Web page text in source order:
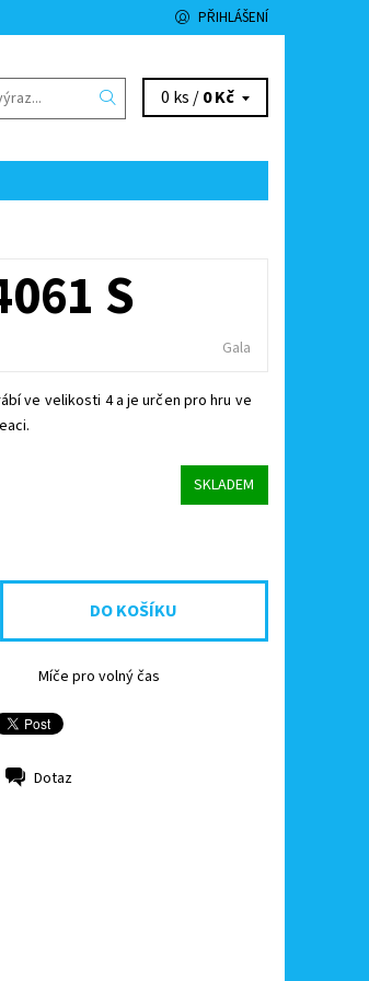
PŘIHLÁŠENÍ
0 ks /0 Kč
S
Gala
ve velikosti 4 a je určen pro hru ve
SKLADEM
Míče pro volný čas
Dotaz